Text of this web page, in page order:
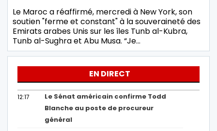
Le Maroc a réaffirmé, mercredi à New York, son
soutien "ferme et constant" à la souveraineté des
Emirats arabes Unis sur les îles Tunb al-Kubra,
Tunb al-Sughra et Abu Musa. “Je…
EN DIRECT
12:17
Le Sénat américain confirme Todd
Blanche au poste de procureur
général